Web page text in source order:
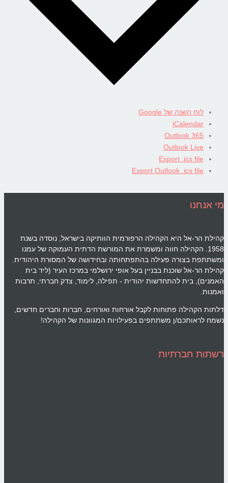
לוח השנה של Google
iCalendar
Outlook 365
Outlook Live
Export .ics file
Export Outlook .ics file
מי אנחנו
קהילת הר-אל היא הקהילה הרפורמית הוותיקה בישראל, נוסדה בשנת
1958. הקהילה חווה ומשמרת את המורשת הדתית העמוקה של עמנו
ומשתתפת בצורה פעילה בהתפתחותה ובחידושה של המסורת היהודית.
קהילת הר-אל שוכנת בבניין בעל אופי ירושלמי במרכז העיר (ליד בית
האמנים), בית להתחדשות יהודית - תפילה, לימוד, צדק חברתי, תרבות
ואמנות.
דלתות הקהילה פתוחות לקבל אורחות ואורחים, חברות וחברים חדשים,
נשמח לראותכם/ן משתתפים בפעילויות המגוונות של הקהילה!
רשתות חברתיות